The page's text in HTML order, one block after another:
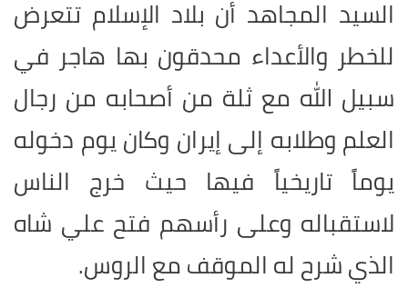
السيد المجاهد أن بلاد الإسلام تتعرض
للخطر والأعداء محدقون بها هاجر في
سبيل الله مع ثلة من أصحابه من رجال
العلم وطلابه إلى إيران وكان يوم دخوله
يوماً تاريخياً فيها حيث خرج الناس
لاستقباله وعلى رأسهم فتح علي شاه
الذي شرح له الموقف مع الروس.